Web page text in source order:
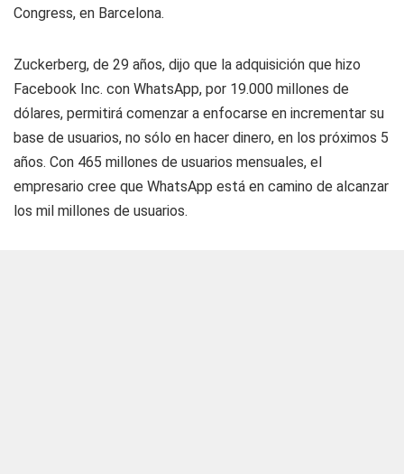
Congress, en Barcelona.
Zuckerberg, de 29 años, dijo que la adquisición que hizo
Facebook Inc. con WhatsApp, por 19.000 millones de
dólares, permitirá comenzar a enfocarse en incrementar su
base de usuarios, no sólo en hacer dinero, en los próximos 5
años. Con 465 millones de usuarios mensuales, el
empresario cree que WhatsApp está en camino de alcanzar
los mil millones de usuarios.